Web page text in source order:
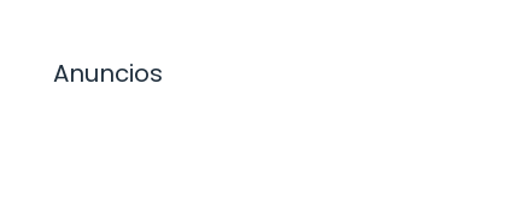
Anuncios